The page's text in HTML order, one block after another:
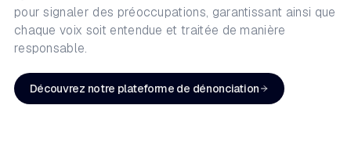
pour signaler des préoccupations, garantissant ainsi que
chaque voix soit entendue et traitée de manière
responsable.
Découvrez notre plateforme de dénonciation